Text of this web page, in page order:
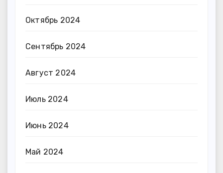
Октябрь 2024
Сентябрь 2024
Август 2024
Июль 2024
Июнь 2024
Май 2024